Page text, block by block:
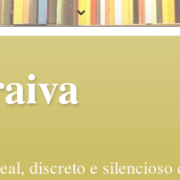
discreto e